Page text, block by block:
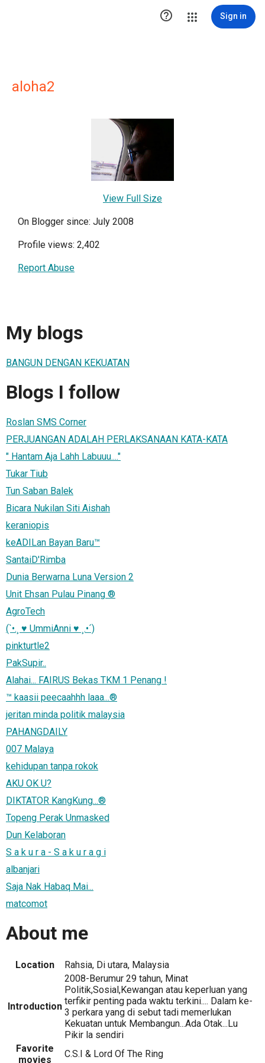
 Sign in
aloha2
View Full Size
On Blogger since: July 2008
Profile views: 2,402
Report Abuse
My blogs
BANGUN DENGAN KEKUATAN
Blogs I follow
Roslan SMS Corner
PERJUANGAN ADALAH PERLAKSANAAN KATA-KATA
" Hantam Aja Lahh Labuuu...."
Tukar Tiub
Tun Saban Balek
Bicara Nukilan Siti Aishah
keraniopis
keADILan Bayan Baru™
SantaiD'Rimba
Dunia Berwarna Luna Version 2
Unit Ehsan Pulau Pinang ®
AgroTech
(`•.¸ ♥ UmmiAnni ♥ ¸.•´)
pinkturtle2
PakSupir..
Alahai... FAIRUS Bekas TKM 1 Penang !
™ kaasii peecaahhh laaa...®
jeritan minda politik malaysia
PAHANGDAILY
007 Malaya
kehidupan tanpa rokok
AKU OK U?
DIKTATOR KangKung...®
Topeng Perak Unmasked
Dun Kelaboran
S a k u r a - S a k u r a g i
albanjari
Saja Nak Habaq Mai...
matcomot
About me
Location Rahsia, Di utara, Malaysia
Introduction
2008-Berumur 29 tahun, Minat
Politik,Sosial,Kewangan atau keperluan yang
terfikir penting pada waktu terkini.... Dalam ke-
3 perkara yang di sebut tadi memerlukan
Kekuatan untuk Membangun...Ada Otak...Lu
Pikir la sendiri
Favorite
movies
C.S.I & Lord Of The Ring